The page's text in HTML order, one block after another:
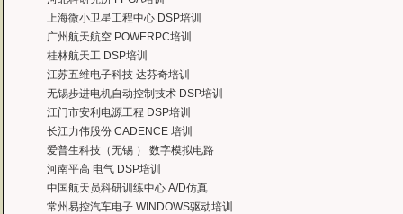
——上海电子，冯老师
曙海给我们公司提供的Dsp6000培训，符合我们项目的开发要求，解决了很多困
——公安部第三研究所，项目部负责人李先生
MTK培训-我在网上找了很久，就是找不到。在曙海居然有MTK驱动的培训，老
——台湾双扬科技，研发处经理，杨先生
曙海对我们公司的iPhone培训，实验项目很多，确实学到了东西。受益无穷 啊
——台湾欧泽科技,张工
通过参加Symbian培训，再做Symbian相关的项目感觉更加得心应手了，理 论加
——IBM公司，沈经理
有曙海这样的DSP开发培训单位，是教育行业的财富，听了他们的课，茅塞顿开。
——上海医疗器械高等学校，罗老师
上海微小卫星工程中心 DSP培训
广州航天航空 POWERPC培训
桂林航天工 DSP培训
江苏五维电子科技 达芬奇培训
无锡步进电机自动控制技术 DSP培训
江门市安利电源工程 DSP培训
长江力伟股份 CADENCE 培训
爱普生科技（无锡 ） 数字模拟电路
河南平高 电气 DSP培训
中国航天员科研训练中心 A/D仿真
常州易控汽车电子 WINDOWS驱动培训